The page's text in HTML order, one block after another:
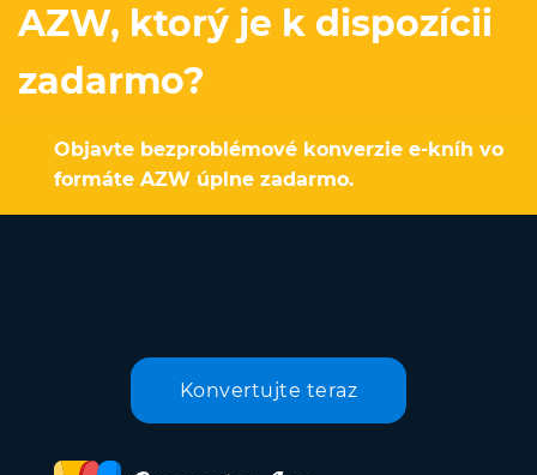
AZW, ktorý je k dispozícii
zadarmo?
Objavte bezproblémové konverzie e-kníh vo
formáte AZW úplne zadarmo.
Konvertujte teraz